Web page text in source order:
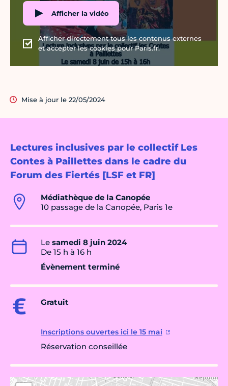
Lectures inclusives par le collectif Les
Contes à Paillettes dans le cadre du
Forum des Fiertés [LSF et FR]
Médiathèque de la Canopée
10 passage de la Canopée, Paris 1e
Le samedi 8 juin 2024
De 15 h à 16 h
Évènement terminé
Gratuit
Inscriptions ouvertes ici le 15 mai
Réservation conseillée
Afficher la vidéo
Afficher directement tous les contenus externes
et accepter les cookies pour Paris.fr.
Mise à jour le 22/05/2024